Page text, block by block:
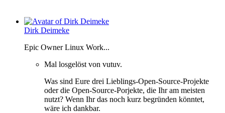
Dirk Deimeke
Epic Owner Linux Work...
Mal losgelöst von vutuv.
Was sind Eure drei Lieblings-Open-Source-Projekte
oder die Open-Source-Porjekte, die Ihr am meisten
nutzt? Wenn Ihr das noch kurz begründen könntet,
wäre ich dankbar.